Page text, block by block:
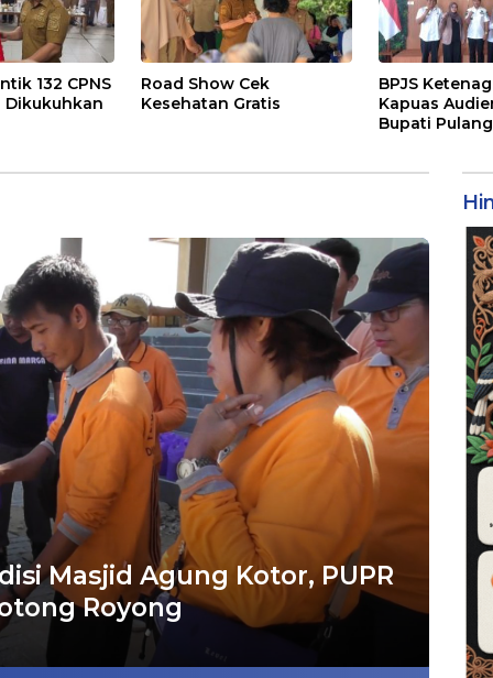
132 CPNS
Dikukuhkan
Road Show Cek
Kesehatan Gratis
BPJS
Kapuas
Bupati
Masjid Agung Kotor, PUPR
Royong